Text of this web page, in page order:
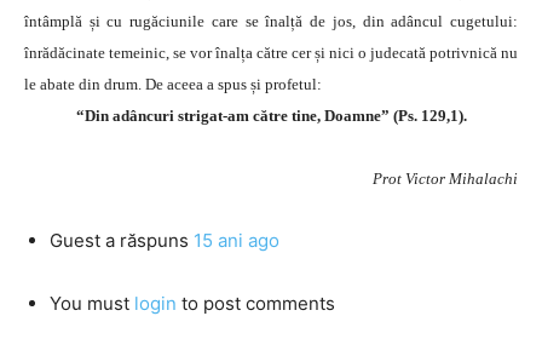
întâmplă și cu rugăciunile care se înalță de jos, din adâncul cugetului:
înrădăcinate temeinic, se vor înalța către cer și nici o judecată potrivnică nu
le abate din drum. De aceea a spus și profetul:
“Din adâncuri strigat-am către tine, Doamne” (Ps. 129,1).
Prot Victor Mihalachi
Guest a răspuns 15 ani ago
You must login to post comments